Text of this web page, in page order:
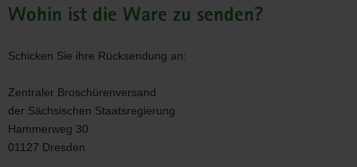
Wohin ist die Ware zu senden?
Schicken Sie ihre Rücksendung an:
Zentraler Broschürenversand
der Sächsischen Staatsregierung
Hammerweg 30
01127 Dresden